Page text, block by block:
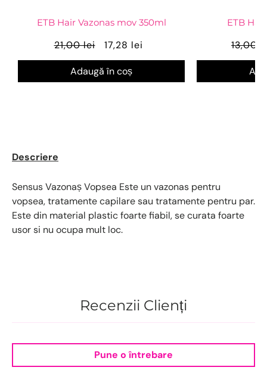
ETB Hair Vazonas mov 350ml
21,00 lei 17,28 lei
Adaugă în coș
ETB
13,00
Descriere
Sensus Vazonaș Vopsea Este un vazonas pentru
vopsea, tratamente capilare sau tratamente pentru par.
Este din material plastic foarte fiabil, se curata foarte
usor si nu ocupa mult loc.
Recenzii Clienți
Pune o întrebare